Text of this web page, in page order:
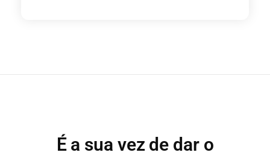
É a sua vez de dar o